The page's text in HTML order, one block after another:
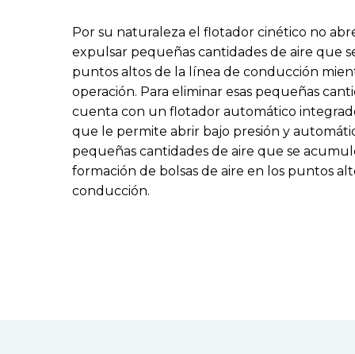
Por su naturaleza el flotador cinético no
expulsar pequeñas cantidades de aire que
puntos altos de la línea de conducción
operación. Para eliminar esas pequeñas
cuenta con un flotador automático
que le permite abrir bajo presión y
pequeñas cantidades de aire que se
formación de bolsas de aire en los puntos
conducción.